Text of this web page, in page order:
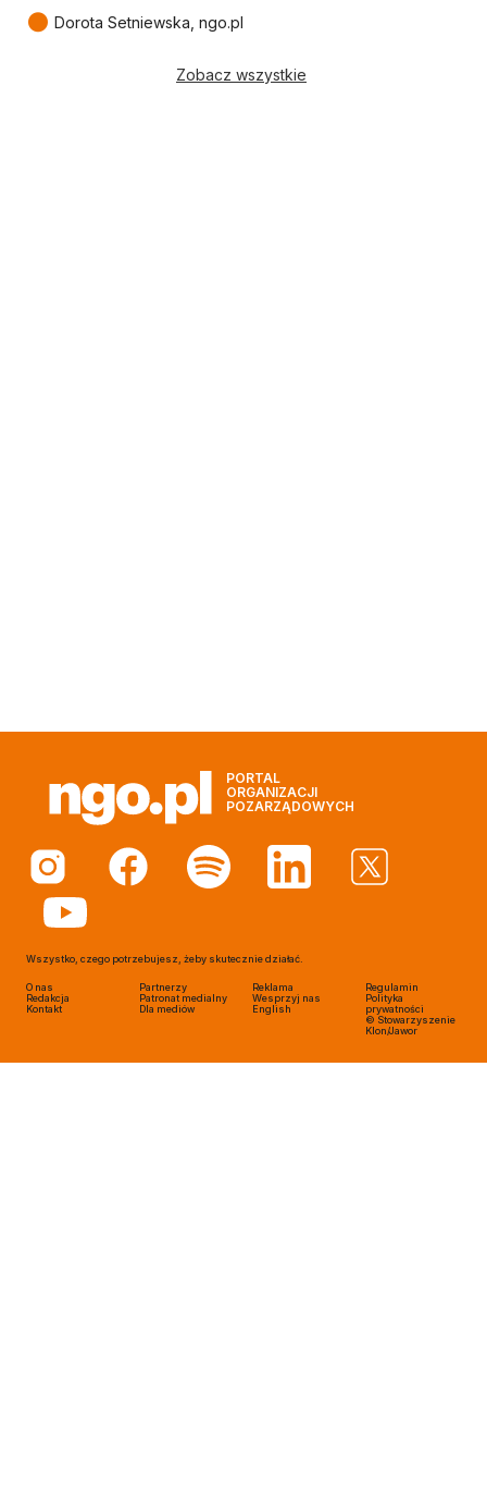
● Dorota Setniewska, ngo.pl
Zobacz wszystkie
PORTAL
ORGANIZACJI
POZARZĄDOWYCH
Wszystko, czego potrzebujesz, żeby skutecznie działać.
O nas
Redakcja
Kontakt
Partnerzy
Patronat medialny
Dla mediów
Reklama
Wesprzyj nas
English
Regulamin
Polityka
prywatności
© Stowarzyszenie
Klon/Jawor